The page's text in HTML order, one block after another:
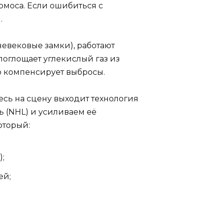
Если ошибиться с
замки), работают
углекислый газ из
компенсирует выбросы.
на сцену выходит технология
и усиливаем её